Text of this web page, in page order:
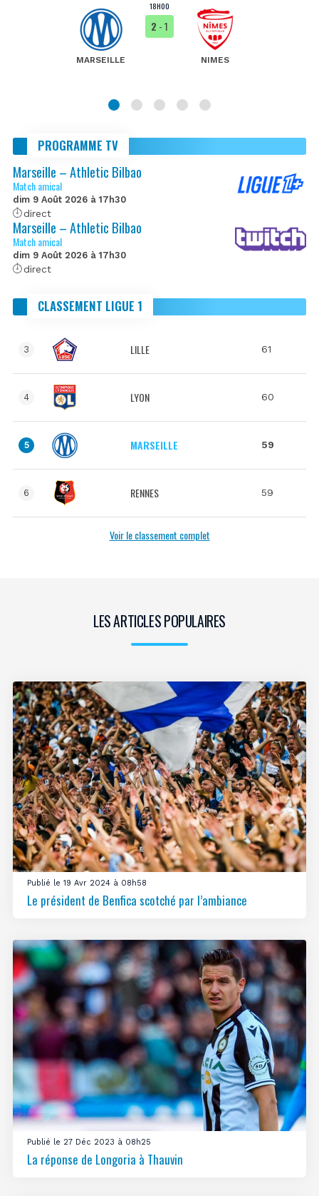
18H00
MARSEILLE
2 - 1
NIMES
PROGRAMME TV
Marseille – Athletic Bilbao
Match amical
dim 9 Août 2026 à 17h30
direct
Marseille – Athletic Bilbao
Match amical
dim 9 Août 2026 à 17h30
direct
CLASSEMENT LIGUE 1
3 LILLE 61
4 LYON 60
5 MARSEILLE 59
6 RENNES 59
Voir le classement complet
LES ARTICLES POPULAIRES
Publié le 19 Avr 2024 à 08h58
Le président de Benfica scotché par l’ambiance
Publié le 27 Déc 2023 à 08h25
La réponse de Longoria à Thauvin